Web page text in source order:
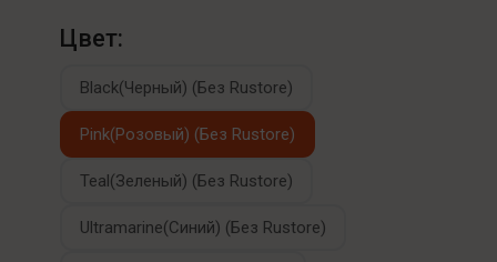
Цвет:
Black(Черный) (Без Rustore)
Pink(Розовый) (Без Rustore)
Teal(Зеленый) (Без Rustore)
Ultramarine(Синий) (Без Rustore)